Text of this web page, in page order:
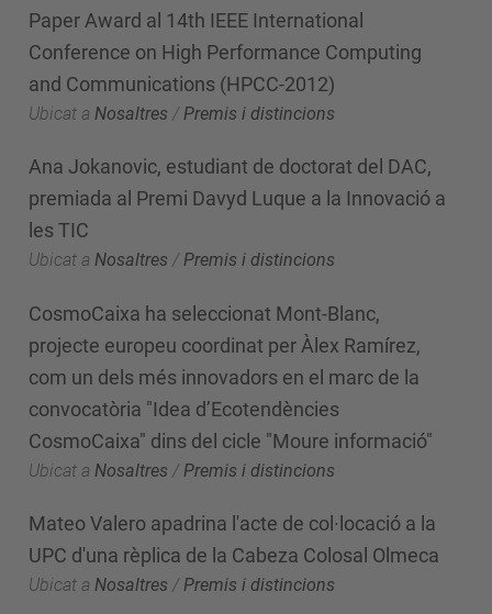
Paper Award al 14th IEEE International
Conference on High Performance Computing
and Communications (HPCC-2012)
Ubicat a Nosaltres / Premis i distincions
Ana Jokanovic, estudiant de doctorat del DAC,
premiada al Premi Davyd Luque a la Innovació a
les TIC
Ubicat a Nosaltres /Premis i distincions
CosmoCaixa ha seleccionat Mont-Blanc,
projecte europeu coordinat per Àlex Ramírez,
com un dels més innovadors en el marc de la
convocatòria "Idea d’Ecotendències
CosmoCaixa" dins del cicle "Moure informació"
Ubicat a Nosaltres / Premis i distincions
Mateo Valero apadrina l'acte de col·locació a la
UPC d'una rèplica de la Cabeza Colosal Olmeca
Ubicat a Nosaltres /Premis i distincions